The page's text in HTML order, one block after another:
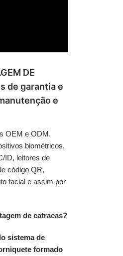
DE
de garantia e
e
OEM e ODM.
biométricos,
ID, leitores de
código QR,
facial e assim por
de catracas?
sistema de
formado